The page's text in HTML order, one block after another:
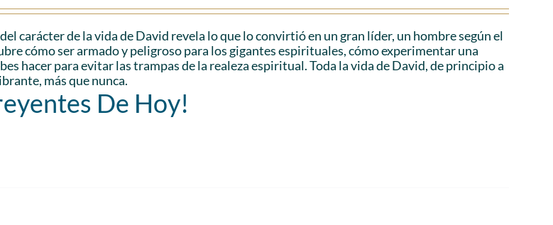
carácter de la vida de David revela lo que lo convirtió en un gran líder, un hombre según el
cómo ser armado y peligroso para los gigantes espirituales, cómo experimentar una
hacer para evitar las trampas de la realeza espiritual. Toda la vida de David, de principio a
más que nunca.
De Hoy!